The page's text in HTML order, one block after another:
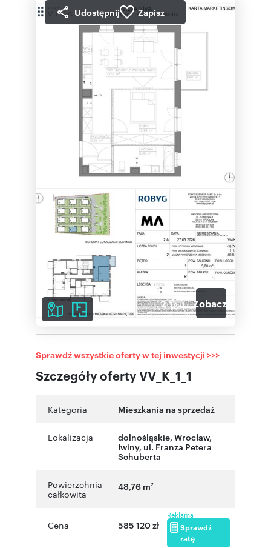
Udostępnij Zapisz
2 Zobacz galerię
Szczegóły oferty VV_K_1_1
Sprawdź wszystkie oferty w tej inwestycji >>>
Kategoria Mieszkania na sprzedaż
Lokalizacja dolnośląskie, Wrocław,
Iwiny, ul. Franza Petera
Schuberta
Powierzchnia
całkowita
48,76 m2
Cena 585 120 zł
Reklama
Sprawdź
ratę